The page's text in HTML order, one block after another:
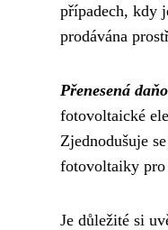
případech, kdy
prodávána
Přenesená
fotovoltaické
Zjednodušuje
fotovoltaiky pro
Je důležité si